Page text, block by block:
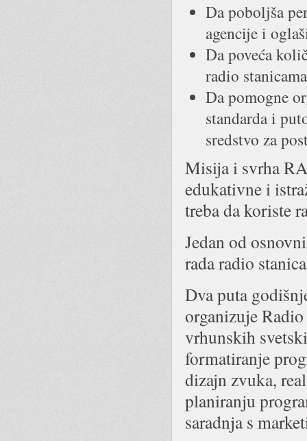
Da poboljša
agencije i
Da poveća
radio
Da pomogne
standarda i
sredstvo za
Misija i svrha
edukativne i
treba da koriste
Jedan od
rada radio
Dva puta
organizuje
vrhunskih
formatiranje
dizajn zvuka,
planiranju
saradnja s